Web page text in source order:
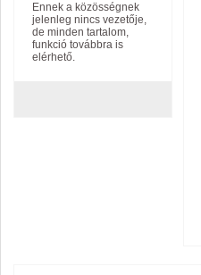
Ennek a közösségnek
jelenleg nincs vezetője,
de minden tartalom,
funkció továbbra is
elérhető.